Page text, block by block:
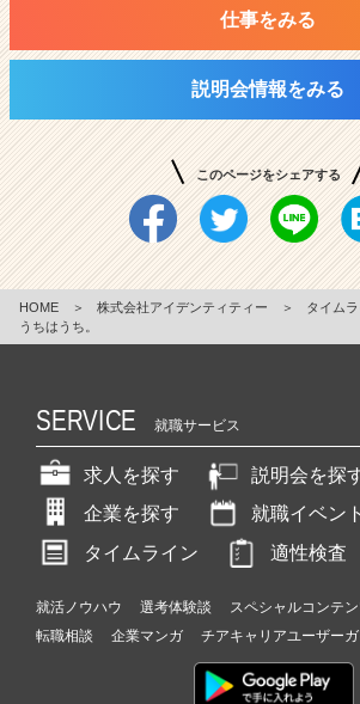
仕事をみる
説明会情報をみる
このページをシェアする
HOME ＞ 株式会社アイデンティティー ＞ タイム
うちはうち。
SERVICE 就職サービス
求人を探す
説明会を探
企業を探す
就職イベン
タイムライン
適性検査
就活ノウハウ 選考体験談 スペシャルコンテ
転職相談
企業マンガ チアキャリアユーザー